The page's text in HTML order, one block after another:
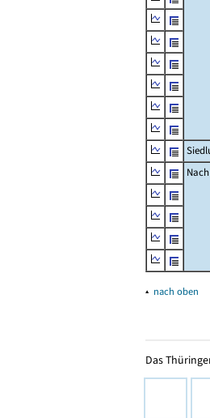
▴ nach oben
Das